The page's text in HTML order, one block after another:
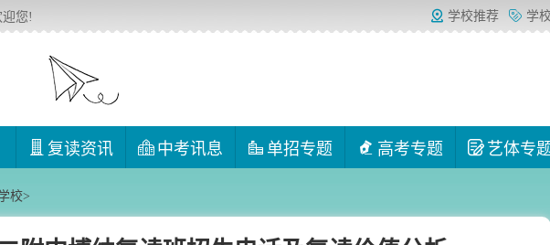
您!
复读资讯 中考讯息 单招专题 高考专题 艺体专
学校推荐 学
校>